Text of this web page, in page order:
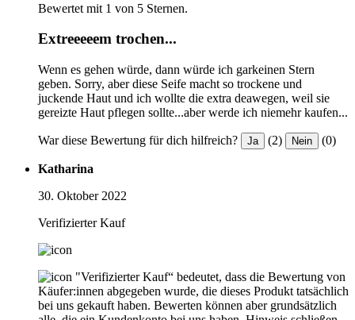
Bewertet mit 1 von 5 Sternen.
Extreeeeem trochen...
Wenn es gehen würde, dann würde ich garkeinen Stern
geben. Sorry, aber diese Seife macht so trockene und
juckende Haut und ich wollte die extra deawegen, weil sie
gereizte Haut pflegen sollte...aber werde ich niemehr kaufen...
War diese Bewertung für dich hilfreich? Ja (2) Nein (0)
Katharina
30. Oktober 2022
Verifizierter Kauf
"Verifizierter Kauf“ bedeutet, dass die Bewertung von
Käufer:innen abgegeben wurde, die dieses Produkt tatsächlich
bei uns gekauft haben. Bewerten können aber grundsätzlich